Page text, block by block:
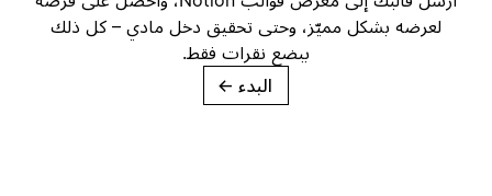
لعرضه بشكل مميّز، وحتى تحقيق دخل مادي – كل ذلك
ببضع نقرات فقط.
→